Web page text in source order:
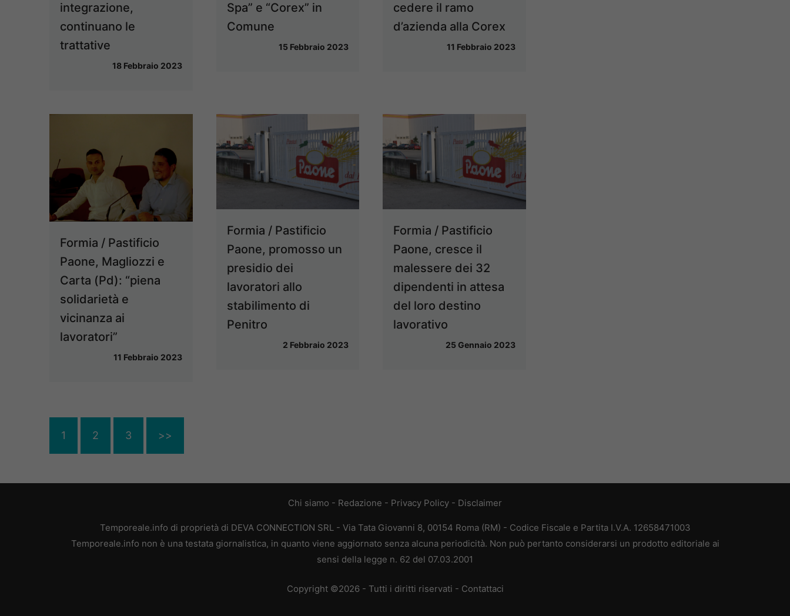
integrazione,
continuano le
trattative
18 Febbraio 2023
Spa” e “Corex” in
Comune
15 Febbraio 2023
cedere il ramo
d’azienda alla Corex
11 Febbraio 2023
Formia / Pastificio
Paone, Magliozzi e
Carta (Pd): “piena
solidarietà e
vicinanza ai
lavoratori”
11 Febbraio 2023
Formia / Pastificio
Paone, promosso un
presidio dei
lavoratori allo
stabilimento di
Penitro
2 Febbraio 2023
Formia / Pastificio
Paone, cresce il
malessere dei 32
dipendenti in attesa
del loro destino
lavorativo
25 Gennaio 2023
1 2 3 >>
Chi siamo - Redazione - Privacy Policy - Disclaimer
Temporeale.info di proprietà di DEVA CONNECTION SRL - Via Tata Giovanni 8, 00154 Roma (RM) - Codice Fiscale e Partita I.V.A. 12658471003
Temporeale.info non è una testata giornalistica, in quanto viene aggiornato senza alcuna periodicità. Non può pertanto considerarsi un prodotto editoriale ai
sensi della legge n. 62 del 07.03.2001
Copyright ©2026 - Tutti i diritti riservati - Contattaci